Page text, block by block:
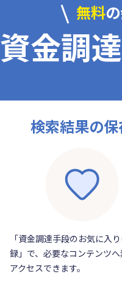
無料
資金調
検索結果の保
「資金調達手段のお気に入
録」で、必要なコンテンツへ
アクセスできます。